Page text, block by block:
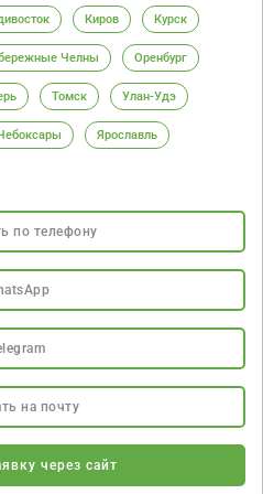
Киров Курск
Челны Оренбург
Томск Улан-Удэ
Ярославль
по телефону
на почту
через сайт